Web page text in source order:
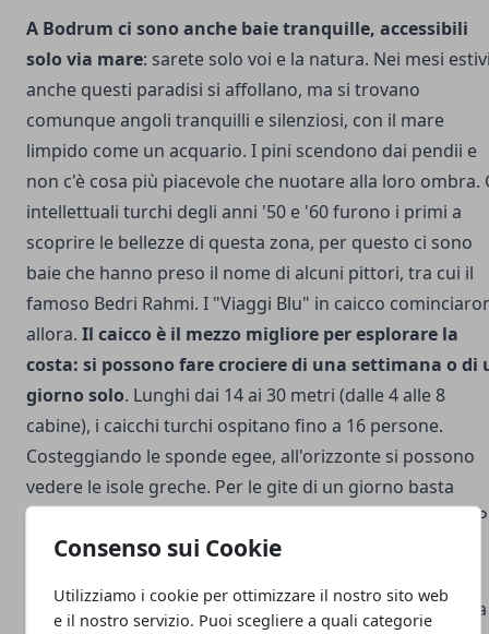
Consenso sui Cookie
Utilizziamo i cookie per ottimizzare il nostro sito web
e il nostro servizio. Puoi scegliere a quali categorie
A Bodrum ci sono anche baie tranquille, accessibili
solo via mare: sarete solo voi e la natura. Nei mesi
anche questi paradisi si affollano, ma si trovano
comunque angoli tranquilli e silenziosi, con il mare
limpido come un acquario. I pini scendono dai pendii e
non c'è cosa più piacevole che nuotare alla loro ombra.
intellettuali turchi degli anni '50 e '60 furono i primi a
scoprire le bellezze di questa zona, per questo ci sono
baie che hanno preso il nome di alcuni pittori, tra cui il
famoso Bedri Rahmi. I "Viaggi Blu" in caicco
allora. Il caicco è il mezzo migliore per esplorare la
costa: si possono fare crociere di una settimana o di
giorno solo. Lunghi dai 14 ai 30 metri (dalle 4 alle 8
cabine), i caicchi turchi ospitano fino a 16 persone.
Costeggiando le sponde egee, all'orizzonte si possono
vedere le isole greche. Per le gite di un giorno basta
scendere al porto e chiedere delle golette in partenza.
le gite di una settimana o più giorni in caicco potete
www.gulet.orgNon esplorerete solo la costa turca, ma